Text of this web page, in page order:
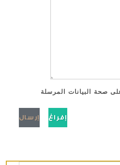
صحة البيانات المرسلة